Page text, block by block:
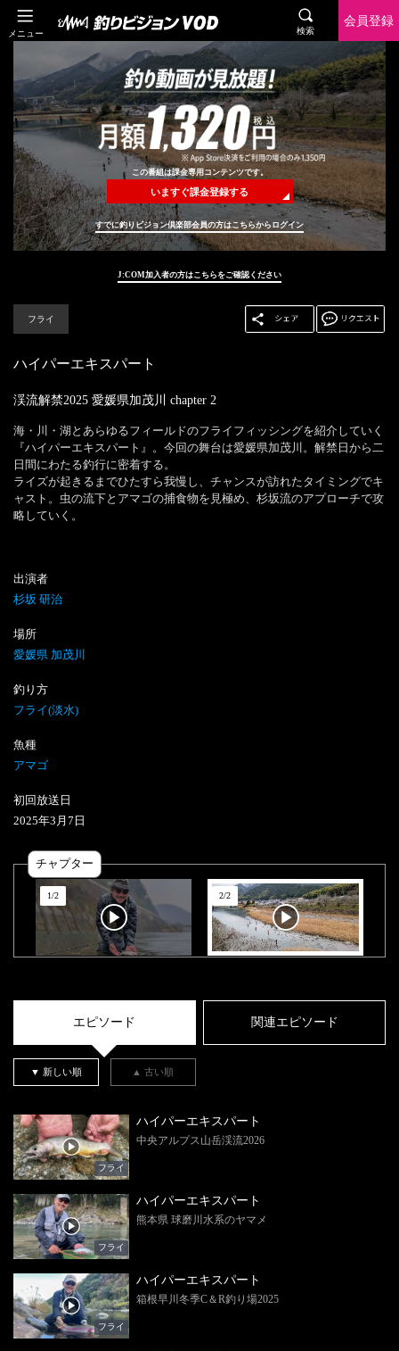
メニュー 検索
会員登録
この番組は課金専用コンテンツです。
いますぐ課金登録する
すでに釣りビジョン倶楽部会員の方はこちらからログイン
J:COM加入者の方はこちらをご確認ください
フライ
ハイパーエキスパート
渓流解禁2025 愛媛県加茂川 chapter 2
海・川・湖とあらゆるフィールドのフライフィッシングを紹介していく
『ハイパーエキスパート』。今回の舞台は愛媛県加茂川。解禁日から二
日間にわたる釣行に密着する。
ライズが起きるまでひたすら我慢し、チャンスが訪れたタイミングでキ
ャスト。虫の流下とアマゴの捕食物を見極め、杉坂流のアプローチで攻
略していく。
出演者
杉坂 研治
場所
愛媛県 加茂川
釣り方
フライ(淡水)
魚種
アマゴ
初回放送日
2025年3 月 7 日
チャプター
1/2 2/2
エピソード 関連エピソード
▼ 新しい順 ▲ 古い順
フライ
ハイパーエキスパート
中央アルプス山岳渓流2026
フライ
ハイパーエキスパート
熊本県 球磨川水系のヤマメ
フライ
ハイパーエキスパート
箱根早川冬季C＆R釣り場2025